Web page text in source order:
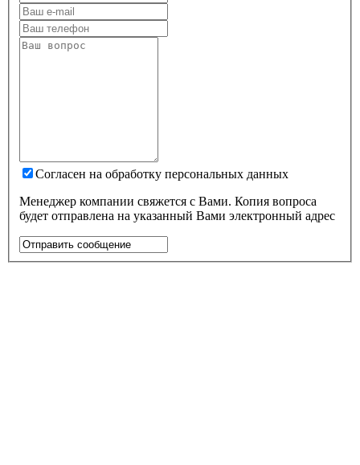
Согласен на обработку персональных данных
Менеджер компании свяжется с Вами. Копия вопроса
будет отправлена на указанный Вами электронный адрес